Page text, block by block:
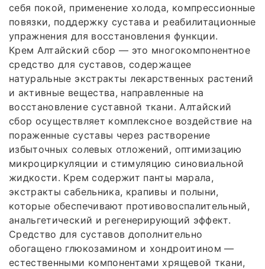
себя покой, применение холода, компрессионные
повязки, поддержку сустава и реабилитационные
упражнения для восстановления функции.
Крем Алтайский сбор — это многокомпонентное
средство для суставов, содержащее
натуральные экстракты лекарственных растений
и активные вещества, направленные на
восстановление суставной ткани. Алтайский
сбор осуществляет комплексное воздействие на
пораженные суставы через растворение
избыточных солевых отложений, оптимизацию
микроциркуляции и стимуляцию синовиальной
жидкости. Крем содержит панты марала,
экстракты сабельника, крапивы и полыни,
которые обеспечивают противовоспалительный,
анальгетический и регенерирующий эффект.
Средство для суставов дополнительно
обогащено глюкозамином и хондроитином —
естественными компонентами хрящевой ткани,